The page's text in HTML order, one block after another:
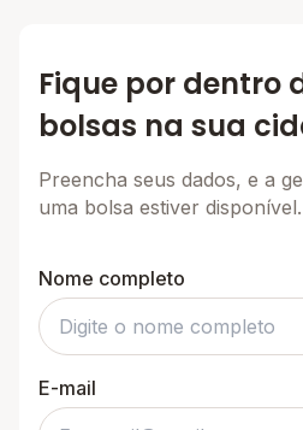
Fique por dentro
bolsas na sua
Preencha seus dados, e a
uma bolsa estiver disponível.
Nome completo
E-mail